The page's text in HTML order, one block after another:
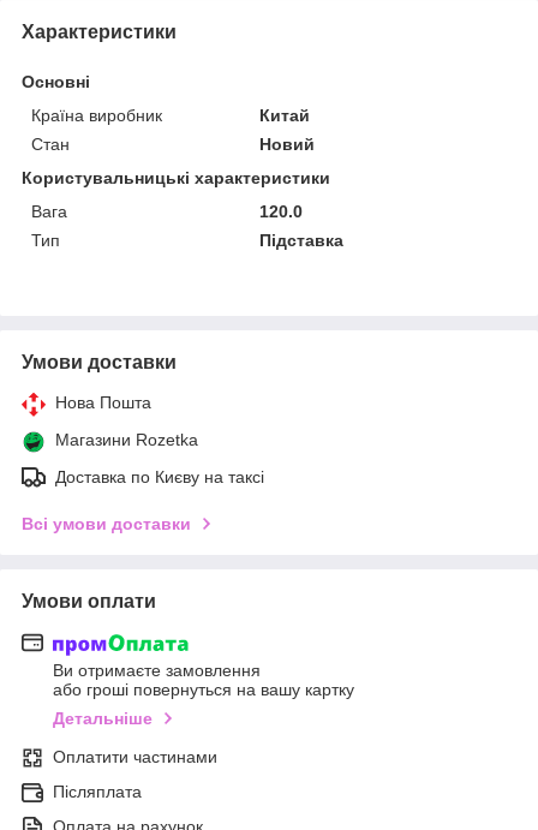
Характеристики
Основні
Країна виробник
Китай
Стан
Новий
Користувальницькі характеристики
Вага
120.0
Тип
Підставка
Умови доставки
Нова Пошта
Магазини Rozetka
Доставка по Києву на таксі
Всі умови доставки
Умови оплати
Ви отримаєте замовлення
або гроші повернуться на вашу картку
Детальніше
Оплатити частинами
Післяплата